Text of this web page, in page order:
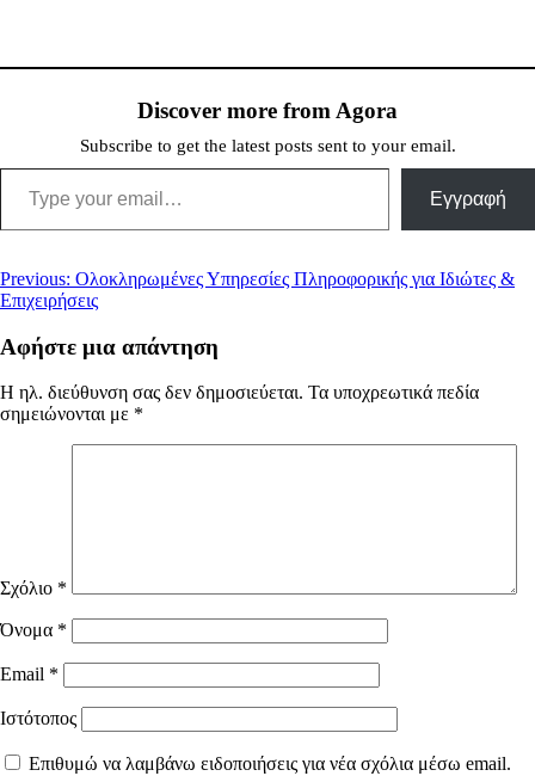
Discover more from Agora
Subscribe to get the latest posts sent to your email.
Type your email…
Εγγραφή
Πλοήγηση
άρθρων
Previous: Ολοκληρωμένες Υπηρεσίες Πληροφορικής για Ιδιώτες &
Επιχειρήσεις
Αφήστε μια απάντηση
Η ηλ. διεύθυνση σας δεν δημοσιεύεται. Τα υποχρεωτικά πεδία
σημειώνονται με *
Σχόλιο *
Όνομα *
Email *
Ιστότοπος
Επιθυμώ να λαμβάνω ειδοποιήσεις για νέα σχόλια μέσω email.